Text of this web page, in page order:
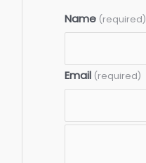
Name (required)
Email (required)